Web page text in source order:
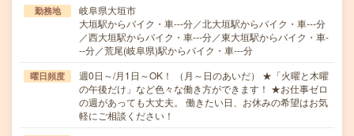
勤務地
岐阜県大垣市
大垣駅からバイク・車---分／北大垣駅からバイク・車---分
／西大垣駅からバイク・車---分／東大垣駅からバイク・車-
--分／荒尾(岐阜県)駅からバイク・車---分
曜日頻度
週0日～/月1日～OK！ （月～日のあいだ） ★「火曜と木曜
の午後だけ」など色々な働き方ができます！ ★お仕事ゼロ
の週があっても大丈夫。 働きたい日、お休みの希望はお気
軽にご相談ください！